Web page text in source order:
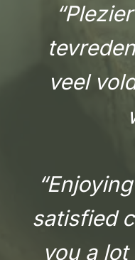
veel
satisfied
you a